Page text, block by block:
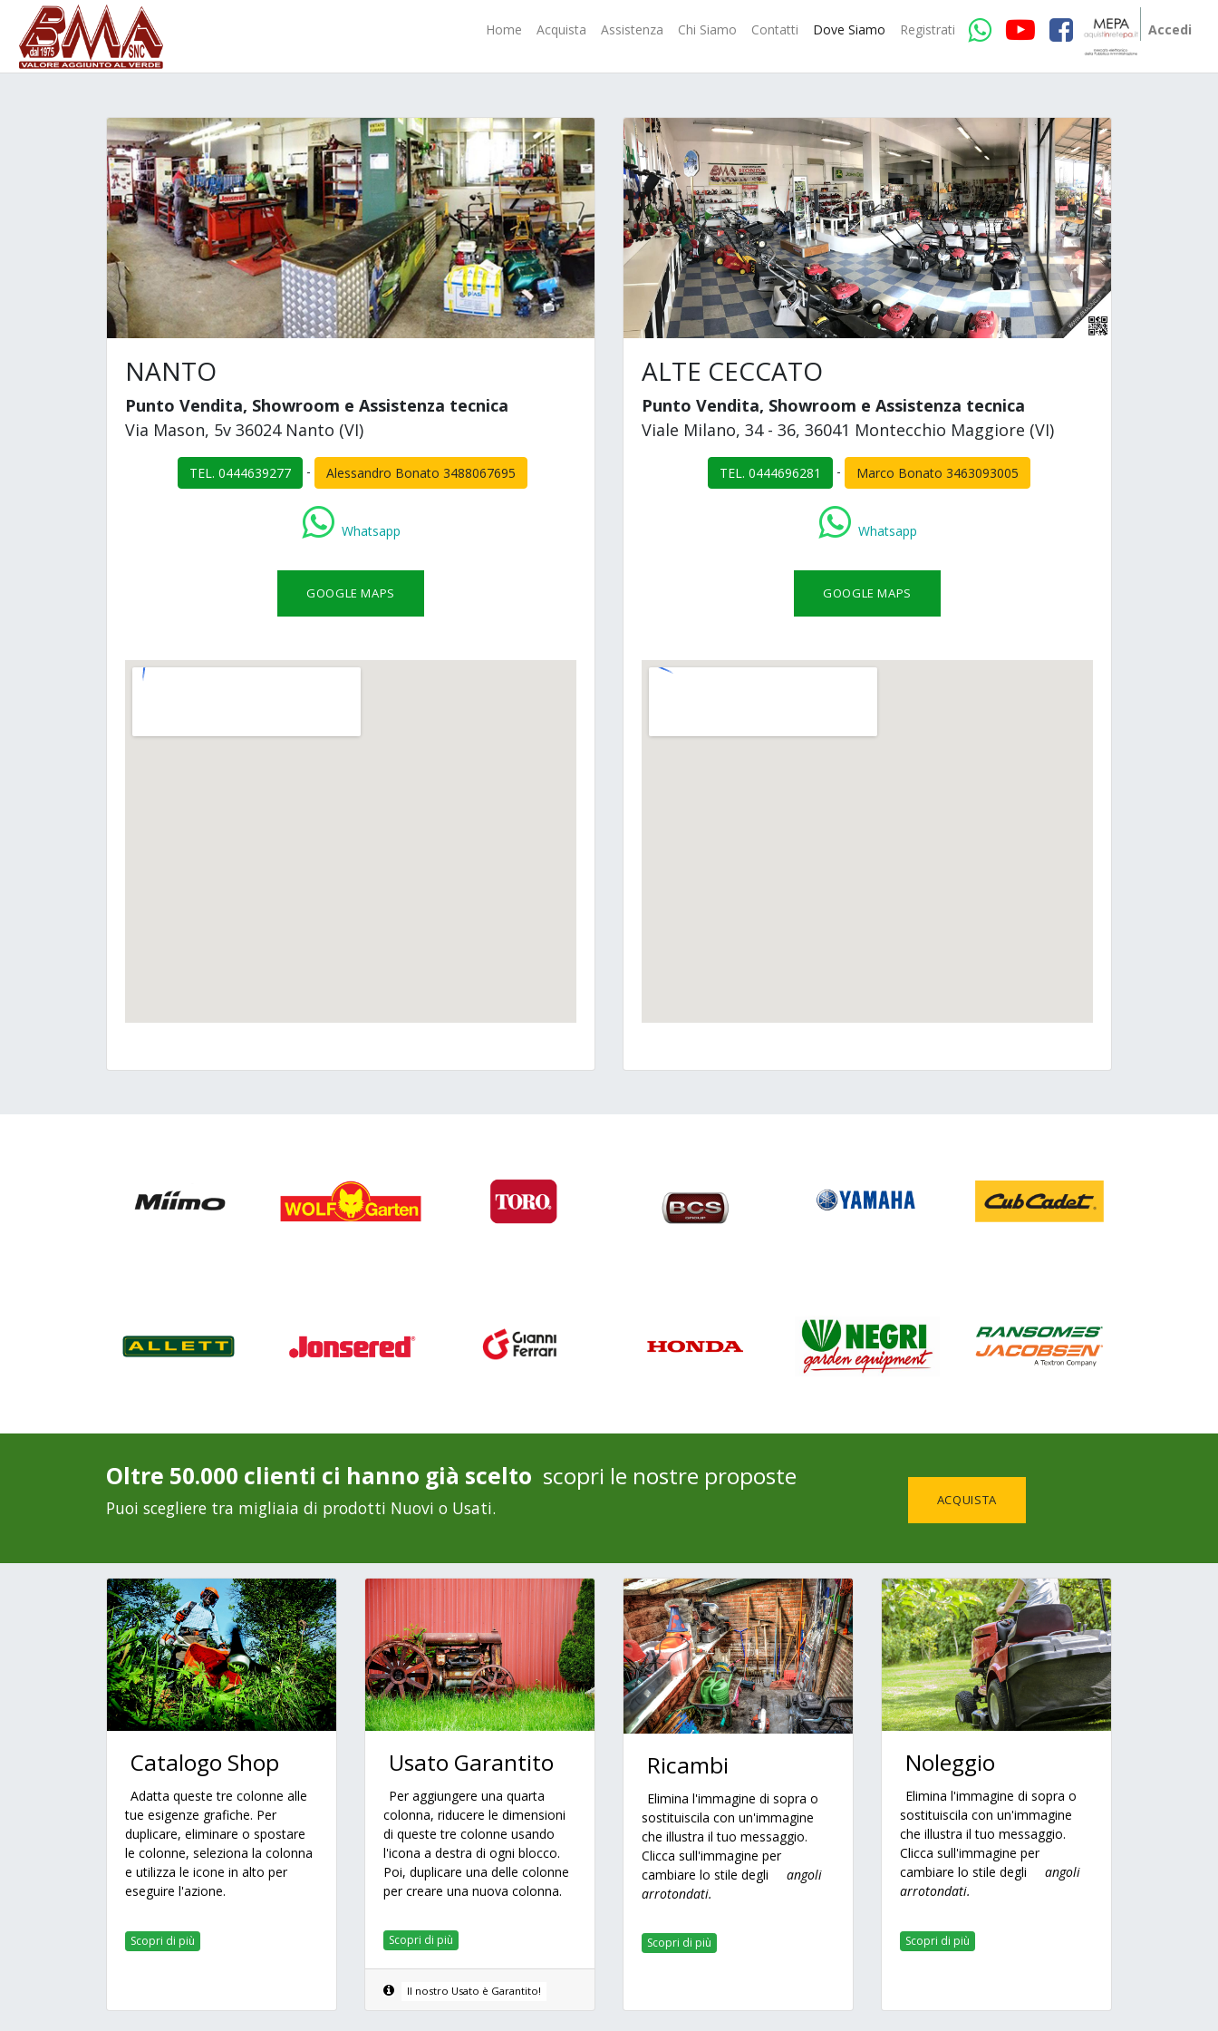
Home Acquista Assistenza Chi Siamo Contatti Dove Siamo Registrati Accedi
NANTO
Punto Vendita, Showroom e Assistenza tecnica
Via Mason, 5v 36024 Nanto (VI)
TEL. 0444639277 - Alessandro Bonato 3488067695
Whatsapp
GOOGLE MAPS
ALTE CECCATO
Punto Vendita, Showroom e Assistenza tecnica
Viale Milano, 34 - 36, 36041 Montecchio Maggiore (VI)
TEL. 0444696281 - Marco Bonato 3463093005
Whatsapp
GOOGLE MAPS
Oltre 50.000 clienti ci hanno già scelto scopri le nostre proposte
Puoi scegliere tra migliaia di prodotti Nuovi o Usati. ACQUISTA
Catalogo Shop
Adatta queste tre colonne alle
tue esigenze grafiche. Per
duplicare, eliminare o spostare
le colonne, seleziona la colonna
e utilizza le icone in alto per
eseguire l'azione.
Scopri di più
Usato Garantito
Per aggiungere una quarta
colonna, riducere le dimensioni
di queste tre colonne usando
l'icona a destra di ogni blocco.
Poi, duplicare una delle colonne
per creare una nuova colonna.
Scopri di più
Il nostro Usato è Garantito!
Ricambi
Elimina l'immagine di sopra o
sostituiscila con un'immagine
che illustra il tuo messaggio.
Clicca sull'immagine per
cambiare lo stile degli
angoli
arrotondati.
Scopri di più
Noleggio
Elimina l'immagine di sopra o
sostituiscila con un'immagine
che illustra il tuo messaggio.
Clicca sull'immagine per
cambiare lo stile degli
angoli
arrotondati.
Scopri di più